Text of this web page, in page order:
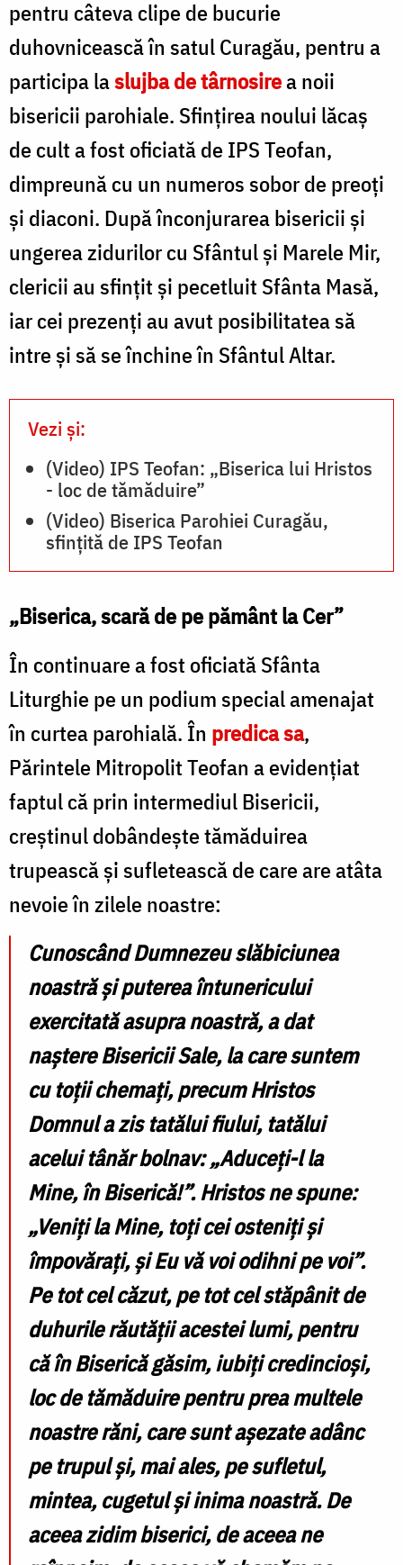
pentru câteva clipe de bucurie
duhovnicească în satul Curagău, pentru a
participa laslujba de târnosirea noii
bisericii parohiale. Sfințirea noului lăcaș
de cult a fost oficiată de IPS Teofan,
dimpreună cu un numeros sobor de preoți
și diaconi. După înconjurarea bisericii și
ungerea zidurilor cu Sfântul și Marele Mir,
clericii au sfințit și pecetluit Sfânta Masă,
iar cei prezenți au avut posibilitatea să
intre și să se închine în Sfântul Altar.
Vezi și:
(Video) IPS Teofan: „Biserica lui Hristos
- loc de tămăduire”
(Video) Biserica Parohiei Curagău,
sfințită de IPS Teofan
„Biserica, scară de pe pământ la Cer”
În continuare a fost oficiată Sfânta
Liturghie pe un podium special amenajat
în curtea parohială. În predica sa,
Părintele Mitropolit Teofan a evidențiat
faptul că prin intermediul Bisericii,
creștinul dobândește tămăduirea
trupească și sufletească de care are atâta
nevoie în zilele noastre:
Cunoscând Dumnezeu slăbiciunea
noastră și puterea întunericului
exercitată asupra noastră, a dat
naștere Bisericii Sale, la care suntem
cu toții chemați, precum Hristos
Domnul a zis tatălui fiului, tatălui
acelui tânăr bolnav: „Aduceți-l la
Mine, în Biserică!”. Hristos ne spune:
„Veniți la Mine, toți cei osteniți și
împovărați, și Eu vă voi odihni pe voi”.
Pe tot cel căzut, pe tot cel stăpânit de
duhurile răutății acestei lumi, pentru
că în Biserică găsim, iubiți credincioși,
loc de tămăduire pentru prea multele
noastre răni, care sunt așezate adânc
pe trupul și, mai ales, pe sufletul,
mintea, cugetul și inima noastră. De
aceea zidim biserici, de aceea ne